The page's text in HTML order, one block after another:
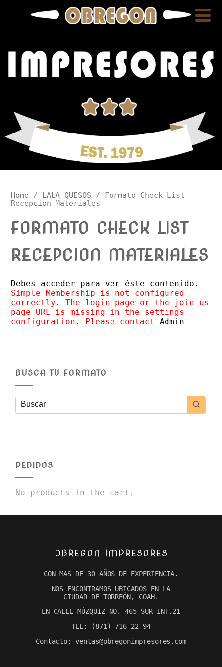
Home / LALA QUESOS / Formato Check List
Recepcion Materiales
FORMATO CHECK LIST
RECEPCION MATERIALES
Debes acceder para ver éste contenido.
Simple Membership is not configured
correctly. The login page or the join us
page URL is missing in the settings
configuration. Please contact Admin
BUSCA TU FORMATO
PEDIDOS
No products in the cart.
OBREGON IMPRESORES
CON MAS DE 30 AÑOS DE EXPERIENCIA.
NOS ENCONTRAMOS UBICADOS EN LA
CIUDAD DE TORREÓN, COAH.
EN CALLE MÚZQUIZ NO. 465 SUR INT.21
TEL: (871) 716-22-94
Contacto: ventas@obregonimpresores.com